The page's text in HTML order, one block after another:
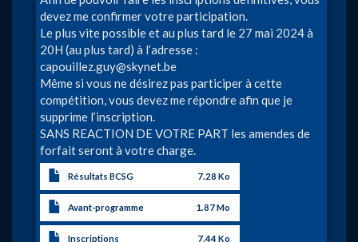
devez me confirmer votre participation.
Le plus vite possible et au plus tard le 27 mai 2024 à
20H (au plus tard) à l’adresse :
capouillez.guy@skynet.be
Même si vous ne désirez pas participer à cette
compétition, vous devez me répondre afin que je
supprime l’inscription.
SANS REACTION DE VOTRE PART les amendes de
forfait seront à votre charge.
Résultats BCSG 7.28 Ko
Avant-programme 1.87 Mo
Inscriptions 7.44 Ko